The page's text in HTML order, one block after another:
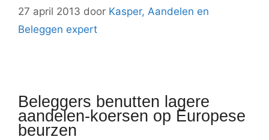
27 april 2013 door Kasper, Aandelen en
Beleggen expert
Beleggers benutten lagere
aandelen-koersen op Europese
beurzen